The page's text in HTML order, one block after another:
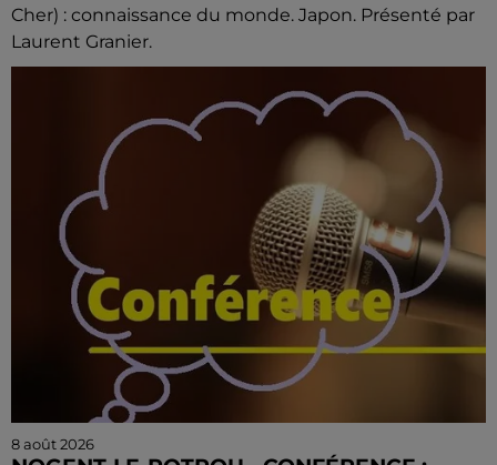
Cher) : connaissance du monde. Japon. Présenté par
Laurent Granier.
8 août 2026